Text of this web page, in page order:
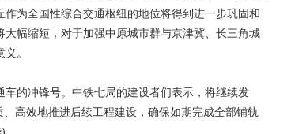
为全国性综合交通枢纽的地位将得到进一步巩固和
幅缩短，对于加强中原城市群与京津冀、长三角城
。
的冲锋号。中铁七局的建设者们表示，将继续发
高效地推进后续工程建设，确保如期完成全部铺轨